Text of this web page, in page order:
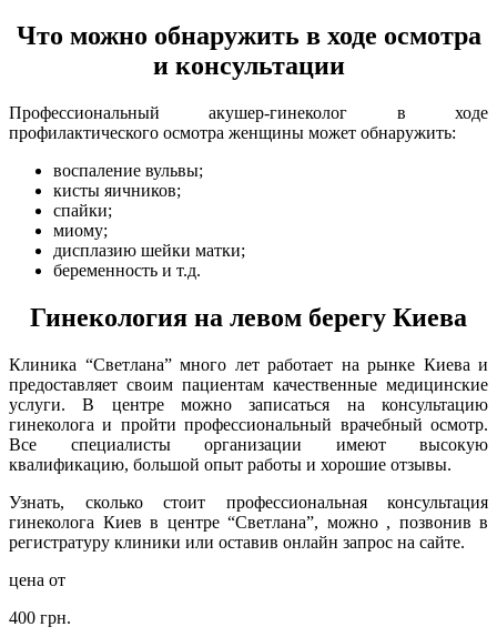
Что можно обнаружить в ходе осмотра
и консультации
Профессиональный акушер-гинеколог в ходе
профилактического осмотра женщины может обнаружить:
воспаление вульвы;
кисты яичников;
спайки;
миому;
дисплазию шейки матки;
беременность и т.д.
Гинекология на левом берегу Киева
Клиника “Светлана” много лет работает на рынке Киева и
предоставляет своим пациентам качественные медицинские
услуги. В центре можно записаться на консультацию
гинеколога и пройти профессиональный врачебный осмотр.
Все специалисты организации имеют высокую
квалификацию, большой опыт работы и хорошие отзывы.
Узнать, сколько стоит профессиональная консультация
гинеколога Киев в центре “Светлана”, можно , позвонив в
регистратуру клиники или оставив онлайн запрос на сайте.
цена от
400 грн.